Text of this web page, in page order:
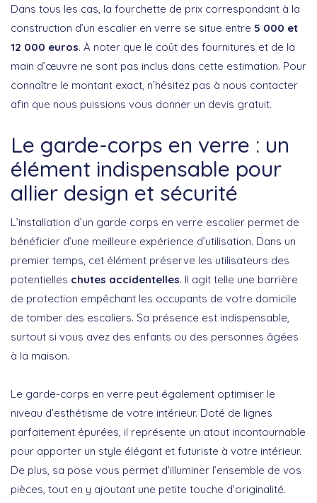
Dans tous les cas, la fourchette de prix correspondant à la
construction d’un escalier en verre se situe entre 5 000 et
12 000 euros. À noter que le coût des fournitures et de la
main d’œuvre ne sont pas inclus dans cette estimation. Pour
connaître le montant exact, n’hésitez pas à nous contacter
afin que nous puissions vous donner un devis gratuit.
Le garde-corps en verre : un
élément indispensable pour
allier design et sécurité
L’installation d’un garde corps en verre escalier permet de
bénéficier d’une meilleure expérience d’utilisation. Dans un
premier temps, cet élément préserve les utilisateurs des
potentielles chutes accidentelles. Il agit telle une barrière
de protection empêchant les occupants de votre domicile
de tomber des escaliers. Sa présence est indispensable,
surtout si vous avez des enfants ou des personnes âgées
à la maison.
Le garde-corps en verre peut également optimiser le
niveau d’esthétisme de votre intérieur. Doté de lignes
parfaitement épurées, il représente un atout incontournable
pour apporter un style élégant et futuriste à votre intérieur.
De plus, sa pose vous permet d’illuminer l’ensemble de vos
pièces, tout en y ajoutant une petite touche d’originalité.